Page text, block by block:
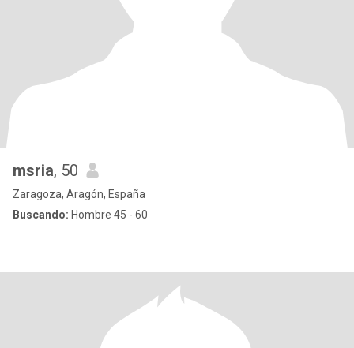
msria, 50
Zaragoza, Aragón, España
Buscando: Hombre 45 - 60